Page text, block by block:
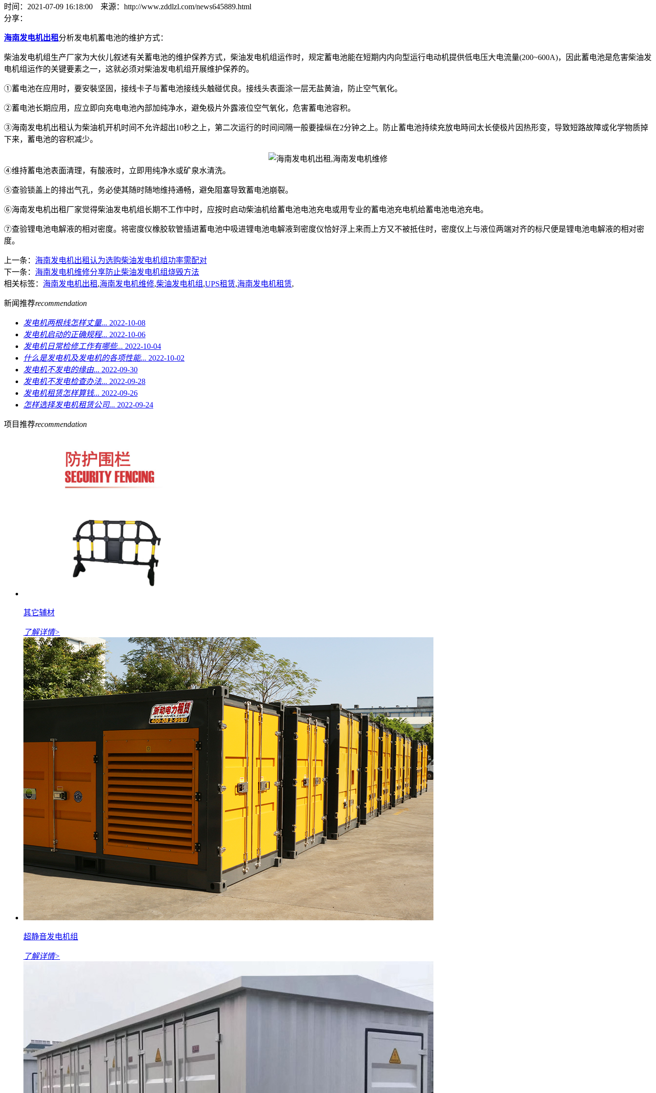
时间：2021-07-09 16:18:00 来源：http://www.zddlzl.com/news645889.html
分享：
海南发电机出租 分析发电机蓄电池的维护方式：
柴油发电机组生产厂家为大伙儿叙述有关蓄电池的维护保养方式，柴油发电机组运作时，规定蓄电池能在短期内内向型运行电动机提供低电压大电流量(200~600A)，因此蓄电池是危害柴油发
电机组运作的关键要素之一，这就必须对柴油发电机组开展维护保养的。
①蓄电池在应用时，要安裝坚固，接线卡子与蓄电池接线头触碰优良。接线头表面涂一层无盐黄油，防止空气氧化。
②蓄电池长期应用，应立即向充电电池內部加纯净水，避免极片外露液位空气氧化，危害蓄电池容积。
③海南发电机出租认为柴油机开机时间不允许超出10秒之上，第二次运行的时间间隔一般要操纵在2分钟之上。防止蓄电池持续充放电時间太长使极片因热形变，导致短路故障或化学物质掉
下来，蓄电池的容积减少。
④维持蓄电池表面清理，有酸液时，立即用纯净水或矿泉水清洗。
⑤查验锁盖上的排出气孔，务必使其随时随地维持通畅，避免阻塞导致蓄电池崩裂。
⑥海南发电机出租厂家觉得柴油发电机组长期不工作中时，应按时启动柴油机给蓄电池电池充电或用专业的蓄电池充电机给蓄电池电池充电。
⑦查验锂电池电解液的相对密度。将密度仪橡胶软管插进蓄电池中吸进锂电池电解液到密度仪恰好浮上来而上方又不被抵住时，密度仪上与液位两端对齐的标尺便是锂电池电解液的相对密
度。
上一条： 海南发电机出租认为选购柴油发电机组功率需配对
下一条： 海南发电机维修分享防止柴油发电机组烧毁方法
相关标签： 海南发电机出租 ,海南发电机维修,柴油发电机组 ,UPS租赁,海南发电机租赁,
新闻推荐recommendation
发电机两根线怎样丈量... 2022-10-08
发电机启动的正确规程... 2022-10-06
发电机日常检修工作有哪些... 2022-10-04
什么是发电机及发电机的各项性能... 2022-10-02
发电机不发电的缘由... 2022-09-30
发电机不发电检查办法... 2022-09-28
发电机租赁怎样算钱... 2022-09-26
怎样选择发电机租赁公司... 2022-09-24
项目推荐recommendation
其它辅材
了解详情>
超静音发电机组
了解详情>